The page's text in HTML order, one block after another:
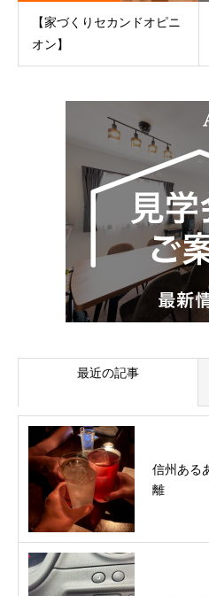
【家づくりセカンドオピニ
オン】
最近の記事
信州あ
離